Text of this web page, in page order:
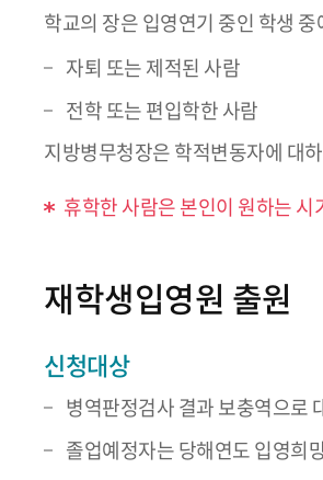
학교의 장은 입영연기 중인 학생
자퇴 또는 제적된 사람
전학 또는 편입학한 사람
지방병무청장은 학적변동자에 대
휴학한 사람은 본인이 원하는
재학생입영원 출원
신청대상
병역판정검사 결과 보충역으로
졸업예정자는 당해연도 입영희